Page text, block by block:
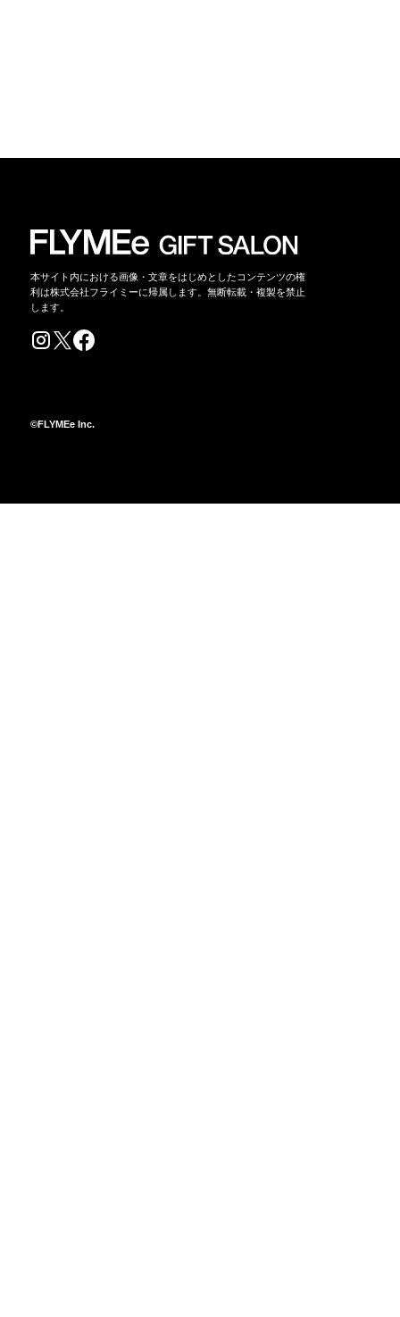
本サイト内における画像・文章をはじめとしたコンテンツの権
利は株式会社フライミーに帰属します。無断転載・複製を禁止
します。
©FLYMEe Inc.